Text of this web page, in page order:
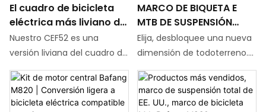
perfectamente compatible
con Bafang
M500/M510/M600/M560
Motor Mid-Drive, y que
soporta 48 V System, que
proporciona una potencia
potente y una potencia
cm.
El cuadro de bicicleta
eléctrica más liviano de
2600 g con motor
Shimano EP801
Nuestro CEF52 es una
versión liviana del cuadro de
bicicleta de montaña con
suspensión total y
asistencia eléctrica de fibra
MARCO DE BIQUETA E
MTB DE SUSPENSIÓN
COMPLETA Marco de
bicicleta eléctrica de
Elija, desbloquee una nueva
dimensión de todoterreno.
No es solo un marco, es el
centro de rendimiento de
una bicicleta de montaña